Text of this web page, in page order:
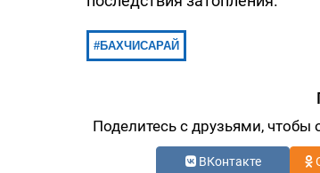
БАХЧИСАРАЙ
Поделитесь с друзьями,
ВКонтакте